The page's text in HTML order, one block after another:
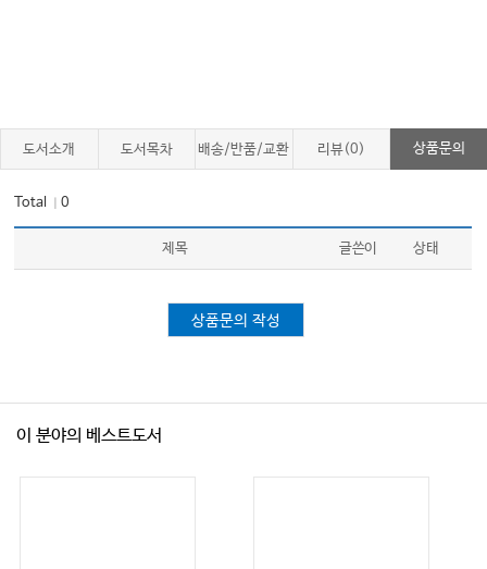
도서소개 도서목차 배송/반품/교환 리뷰(0) 상품문의
Total ｜0
제목 글쓴이 상태
상품문의 작성
이 분야의 베스트도서